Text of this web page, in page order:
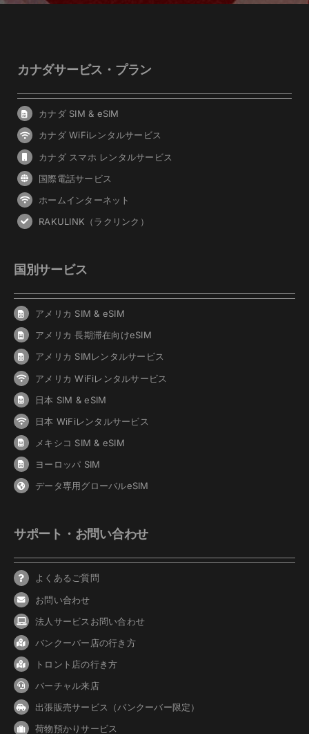
カナダサービス・プラン
カナダ SIM & eSIM
カナダ WiFiレンタルサービス
カナダ スマホ レンタルサービス
国際電話サービス
ホームインターネット
RAKULINK（ラクリンク）
国別サービス
アメリカ SIM & eSIM
アメリカ 長期滞在向けeSIM
アメリカ SIMレンタルサービス
アメリカ WiFiレンタルサービス
日本 SIM & eSIM
日本 WiFiレンタルサービス
メキシコ SIM & eSIM
ヨーロッパ SIM
データ専用グローバルeSIM
サポート・お問い合わせ
よくあるご質問
お問い合わせ
法人サービスお問い合わせ
バンクーバー 店の行き方
トロント店の行き方
バーチャル来店
出張販売サービス（バンクーバー限定）
荷物預かりサービス